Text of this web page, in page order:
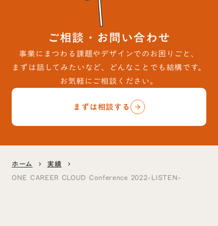
ご相談・お問い合わせ
事業にまつわる課題やデザインでのお困りごと、
まずは話してみたいなど、どんなことでも結構です。
お気軽にご相談ください。
まずは相談する
arrow_forward
ホーム keyboard_arrow_right 実績 keyboard_arrow_right
ONE CAREER CLOUD Conference 2022-LISTEN-